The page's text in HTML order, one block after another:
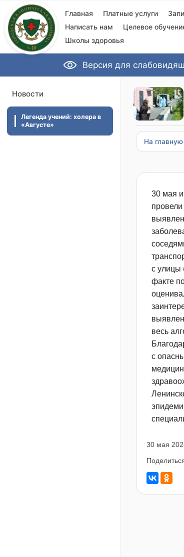
Главная Платные услуги
Написать нам
Целевое
Школы здоровья
Версия для
Новости
Легенда учений: холера в
«Августе»
На главную
30 мая
с улицы
факте
весь
с
30 мая